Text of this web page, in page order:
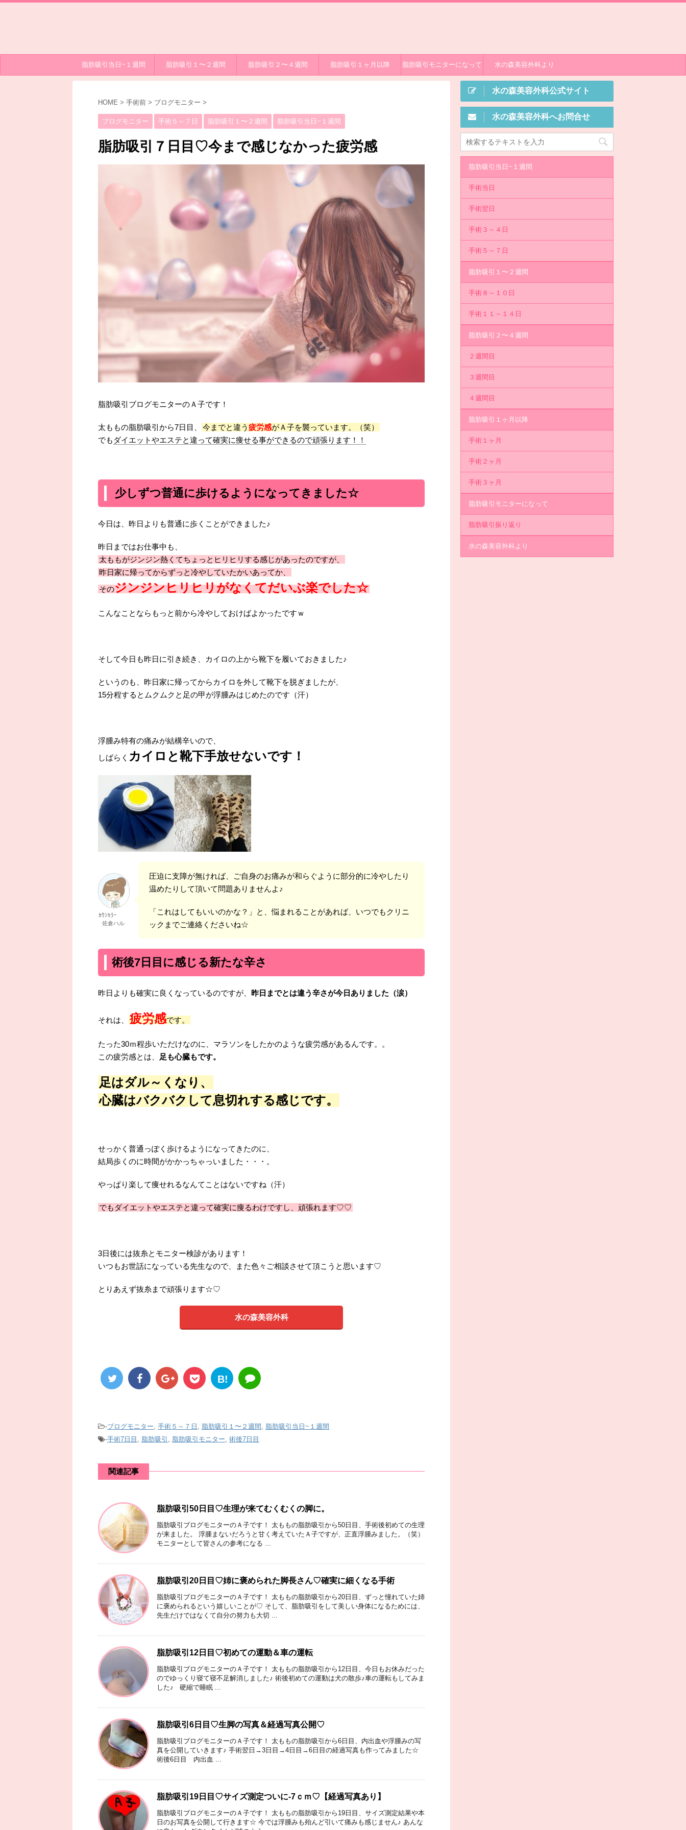
脂肪吸引当日~１週間 脂肪吸引１〜２週間 脂肪吸引２〜４週間 脂肪吸引１ヶ月以降 脂肪吸引モニターになって 水の森美容外科より
HOME > 手術前 > ブログモニター >
ブログモニター 手術５～７日 脂肪吸引１〜２週間 脂肪吸引当日~１週間
脂肪吸引７日目♡今まで感じなかった疲労感
脂肪吸引ブログモニターのＡ子です！
太ももの脂肪吸引から7日目、 今までと違う 疲労感がＡ子を襲っています。（笑）
でも ダイエットやエステと違って確実に痩せる事ができるので頑張ります！！
少しずつ普通に歩けるようになってきました☆
今日は、昨日よりも普通に歩くことができました♪
昨日まではお仕事中も、
太ももがジンジン熱くてちょっとヒリヒリする感じがあったのですが、
昨日家に帰ってからずっと冷やしていたかいあってか、
そのジンジンヒリヒリがなくてだいぶ楽でした☆
こんなことならもっと前から冷やしておけばよかったですｗ
そして今日も昨日に引き続き、カイロの上から靴下を履いておきました♪
というのも、昨日家に帰ってからカイロを外して靴下を脱ぎましたが、
15分程するとムクムクと足の甲が浮腫みはじめたのです（汗）
浮腫み特有の痛みが結構辛いので、
しばらく カイロと靴下手放せないです！
ｶｳﾝｾﾗｰ
佐倉ハル
圧迫に支障が無ければ、ご自身のお痛みが和らぐように部分的に冷やしたり
温めたりして頂いて問題ありませんよ♪
「これはしてもいいのかな？」と、悩まれることがあれば、いつでもクリニ
ックまでご連絡くださいね☆
術後7日目に感じる新たな辛さ
昨日よりも確実に良くなっているのですが、 昨日までとは違う辛さが今日ありました（涙）
それは、 疲労感です。
たった30ｍ程歩いただけなのに、マラソンをしたかのような疲労感があるんです。。
この疲労感とは、
足も心臓もです。
足はダル～くなり、
心臓はバクバクして息切れする感じです。
せっかく普通っぽく歩けるようになってきたのに、
結局歩くのに時間がかかっちゃっいました・・・。
やっぱり楽して痩せれるなんてことはないですね（汗）
でもダイエットやエステと違って確実に痩るわけですし、頑張れます♡♡
3日後には抜糸とモニター検診があります！
いつもお世話になっている先生なので、また色々ご相談させて頂こうと思います♡
とりあえず抜糸まで頑張ります☆♡
水の森美容外科
B!
-ブログモニター 手術５～７日 脂肪吸引１〜２週間
脂肪吸引当日~１週間
-手術7日目 脂肪吸引 脂肪吸引モニター 術後7日目
関連記事
脂肪吸引50日目♡生理が来てむくむくの脚に。
脂肪吸引ブログモニターのＡ子です！ 太ももの脂肪吸引から50日目、手術後初めての生理
が来ました。 浮腫まないだろうと甘く考えていたＡ子ですが、正直浮腫みました。（笑）
モニターとして皆さんの参考になる ...
脂肪吸引20日目♡姉に褒められた脚長さん♡確実に細くなる手術
脂肪吸引ブログモニターのＡ子です！ 太ももの脂肪吸引から20日目、ずっと憧れていた姉
に褒められるという嬉しいことが♡ そして、脂肪吸引をして美しい身体になるためには、
先生だけではなくて自分の努力も大切 ...
脂肪吸引12日目♡初めての運動＆車の運転
脂肪吸引ブログモニターのＡ子です！ 太ももの脂肪吸引から12日目、今日もお休みだった
のでゆっくり寝て寝不足解消しました♪ 術後初めての運動は犬の散歩♪車の運転もしてみま
した♪ 硬縮で睡眠 ...
脂肪吸引6日目♡生脚の写真＆経過写真公開♡
脂肪吸引ブログモニターのＡ子です！ 太ももの脂肪吸引から6日目、内出血や浮腫みの写
真を公開していきます♪ 手術翌日→3日目→4日目→6日目の経過写真も作ってみました☆
術後6日目 内出血 ...
脂肪吸引19日目♡サイズ測定ついに-7ｃｍ♡【経過写真あり】
脂肪吸引ブログモニターのＡ子です！ 太ももの脂肪吸引から19日目、サイズ測定結果や本
日のお写真を公開して行きます☆ 今では浮腫みも殆んど引いて痛みも感じません♪ あんな
水の森美容外科公式サイト
水の森美容外科へお問合せ
脂肪吸引当日~１週間
手術当日
手術翌日
手術３～４日
手術５～７日
脂肪吸引１〜２週間
手術８～１０日
手術１１～１４日
脂肪吸引２〜４週間
２週間目
３週間目
４週間目
脂肪吸引１ヶ月以降
手術１ヶ月
手術２ヶ月
手術３ヶ月
脂肪吸引モニターになって
脂肪吸引振り返り
水の森美容外科より